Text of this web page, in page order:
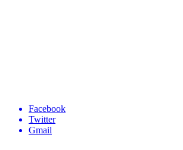
Facebook
Twitter
Gmail